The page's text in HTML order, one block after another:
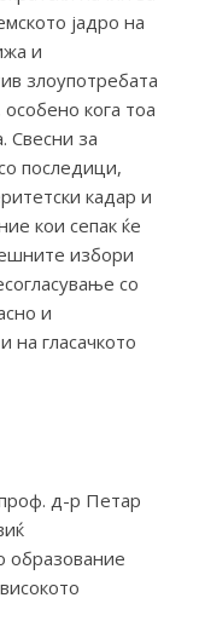
јадро на
и
злоупотребата
кога тоа
Свесни за
последици,
кадар и
кои сепак ќе
избори
со
и
на гласачкото
д-р Петар
образование